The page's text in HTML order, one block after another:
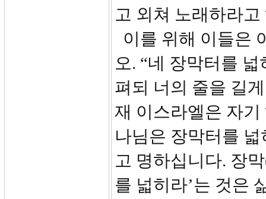
고 외쳐 노래하라
이를 위해 이들은
오. “네 장막터를
펴되 너의 줄을 길
재 이스라엘은 자
나님은 장막터를
고 명하십니다. 장
를 넓히라’는 것은